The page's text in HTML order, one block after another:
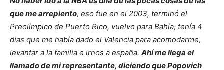
que me arrepiento, eso fue en el 2003, terminó el
Preolímpico de Puerto Rico, vuelvo para Bahía, tenía 4
dias que me había dado el Valencia para acomodarme,
levantar a la familia e irnos a españa. Ahí me llega el
llamado de mi representante, diciendo que Popovich